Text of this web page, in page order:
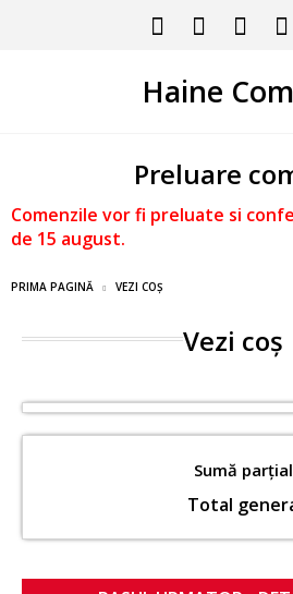
Haine
Preluare
Comenzile vor fi preluate si
de 15 august.
PRIMA PAGINĂ VEZI COȘ
Vezi coș
Sumă
Total